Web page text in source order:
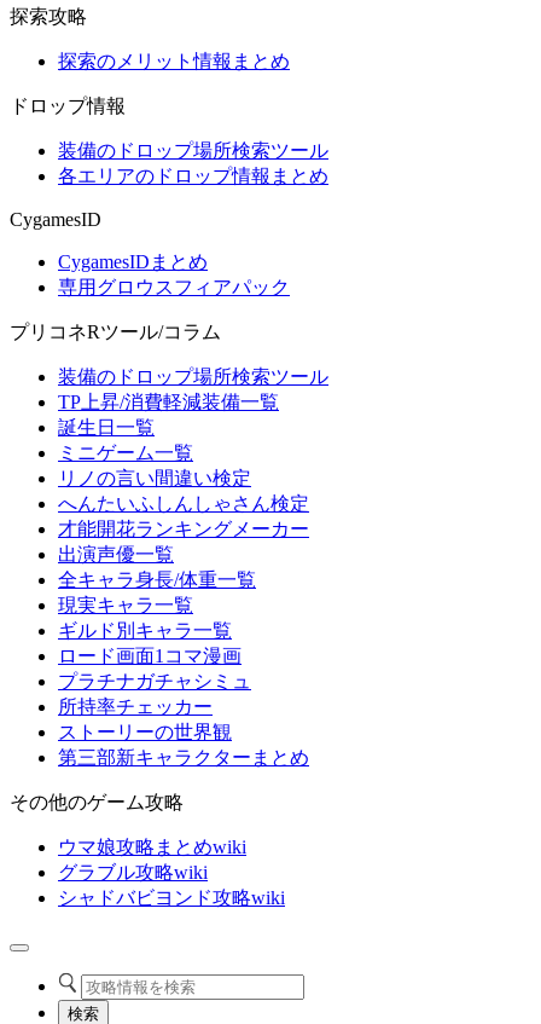
探索攻略
探索のメリット情報まとめ
ドロップ情報
装備のドロップ場所検索ツール
各エリアのドロップ情報まとめ
CygamesID
CygamesIDまとめ
専用グロウスフィアパック
プリコネRツール/コラム
装備のドロップ場所検索ツール
TP上昇/消費軽減装備一覧
誕生日一覧
ミニゲーム一覧
リノの言い間違い検定
へんたいふしんしゃさん検定
才能開花ランキングメーカー
出演声優一覧
全キャラ身長/体重一覧
現実キャラ一覧
ギルド別キャラ一覧
ロード画面1コマ漫画
プラチナガチャシミュ
所持率チェッカー
ストーリーの世界観
第三部新キャラクターまとめ
その他のゲーム攻略
ウマ娘攻略まとめwiki
グラブル攻略wiki
シャドバビヨンド攻略wiki
検索